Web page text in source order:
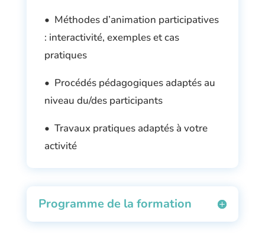
• Méthodes d’animation participatives
: interactivité, exemples et cas
pratiques
• Procédés pédagogiques adaptés au
niveau du/des participants
• Travaux pratiques adaptés à votre
activité
Programme de la formation